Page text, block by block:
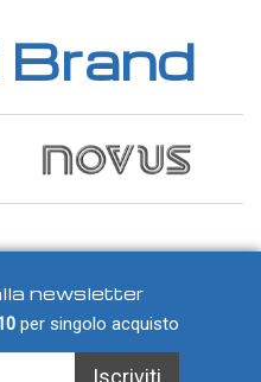
Brand
newsletter
per singolo acquisto
Iscriviti